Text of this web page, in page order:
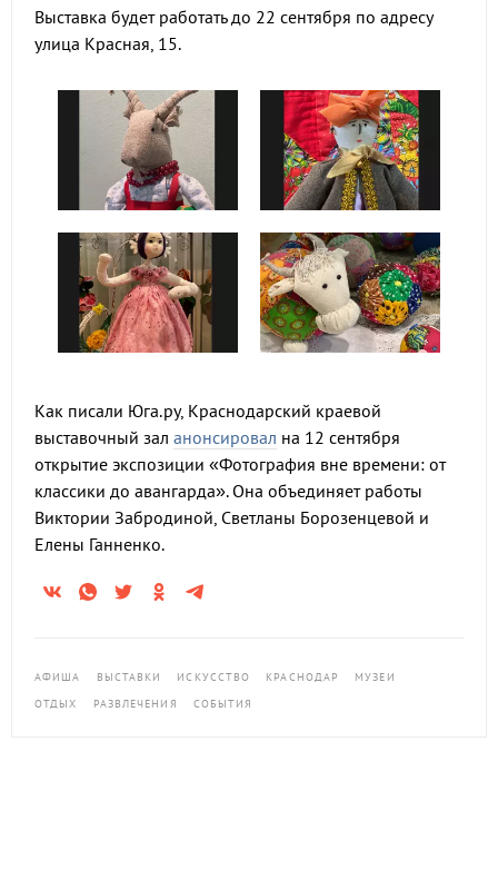
Выставка будет работать до 22 сентября по адресу
улица Красная, 15.
Как писали Юга.ру, Краснодарский краевой
выставочный зал анонсировал на 12 сентября
открытие экспозиции «Фотография вне времени: от
классики до авангарда». Она объединяет работы
Виктории Забродиной, Светланы Борозенцевой и
Елены Ганненко.
АФИША ВЫСТАВКИ ИСКУССТВО КРАСНОДАР
МУЗЕИ
ОТДЫХ
РАЗВЛЕЧЕНИЯ СОБЫТИЯ